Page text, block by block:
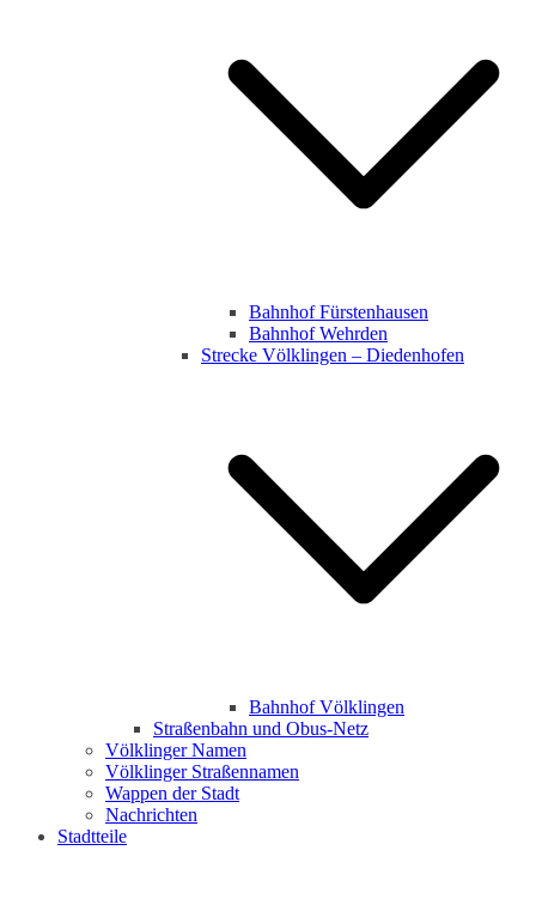
Bahnhof Fürstenhausen
Bahnhof Wehrden
Strecke Völklingen – Diedenhofen
Bahnhof Völklingen
Straßenbahn und Obus-Netz
Völklinger Namen
Völklinger Straßennamen
Wappen der Stadt
Nachrichten
Stadtteile